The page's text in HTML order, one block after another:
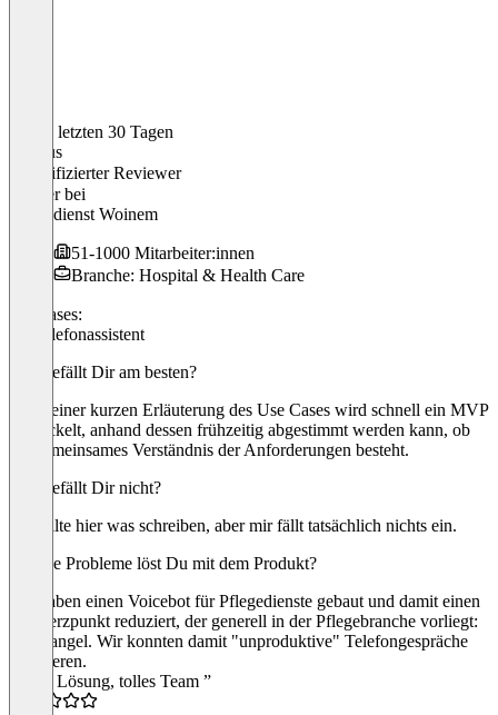
In den letzten 30 Tagen
Markus
Verifizierter Reviewer
Beraterbei
Pflegedienst Woinem
51-1000 Mitarbeiter:innen
Branche: Hospital & Health Care
Use cases:
KI-Telefonassistent
Was gefällt Dir am besten?
Nach einer kurzen Erläuterung des Use Cases wird schnell ein MVP
entwickelt, anhand dessen frühzeitig abgestimmt werden kann, ob
ein gemeinsames Verständnis der Anforderungen besteht.
Was gefällt Dir nicht?
ich sollte hier was schreiben, aber mir fällt tatsächlich nichts ein.
Welche Probleme löst Du mit dem Produkt?
Wir haben einen Voicebot für Pflegedienste gebaut und damit einen
Schmerzpunkt reduziert, der generell in der Pflegebranche vorliegt:
Zeitmangel. Wir konnten damit "unproduktive" Telefongespräche
reduzieren.
“Tolle Lösung, tolles Team ”